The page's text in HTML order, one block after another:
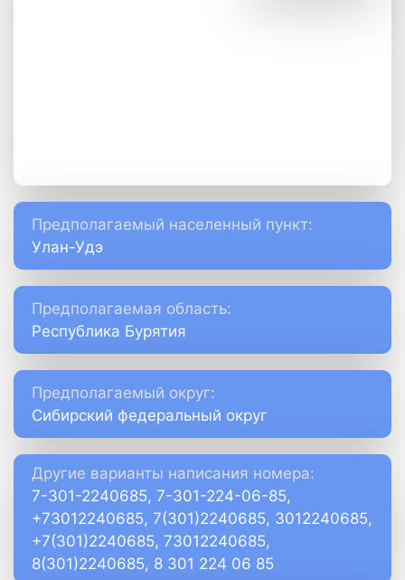
Предполагаемый населенный пункт:
Улан-Удэ
Предполагаемая область:
Республика Бурятия
Предполагаемый округ:
Сибирский федеральный округ
Другие варианты написания номера:
7-301-2240685, 7-301-224-06-85,
+73012240685, 7(301)2240685, 3012240685,
+7(301)2240685, 73012240685,
8(301)2240685, 8 301 224 06 85